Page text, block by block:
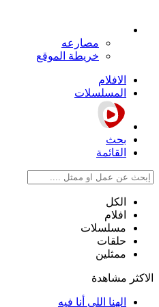
مصارعه
خريطة الموقع
الافلام
المسلسلات
بحث
القائمة
الكل
افلام
مسلسلات
حلقات
ممثلين
الاكثر مشاهدة
الهنا اللي أنا فيه